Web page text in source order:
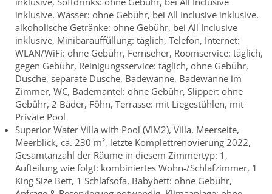
inklusive, Wasser: ohne Gebühr, bei All Inclusive inklusive,
alkoholische Getränke: ohne Gebühr, bei All Inclusive
inklusive, Minibarauffüllung: täglich, Telefon, Internet:
WLAN/WiFi: ohne Gebühr, Fernseher, Roomservice: täglich,
gegen Gebühr, Reinigungsservice: täglich, ohne Gebühr,
Dusche, separate Dusche, Badewanne, Badewanne im
Zimmer, WC, Bademantel: ohne Gebühr, Slipper: ohne
Gebühr, 2 Bäder, Föhn, Terrasse: mit Liegestühlen, mit
Private Pool
Superior Water Villa with Pool (VIM2), Villa, Meerseite,
Meerblick, ca. 230 m², letzte Komplettrenovierung 2022,
Gesamtanzahl der Räume in diesem Zimmertyp: 1,
Aufteilung wie folgt: kombiniertes Wohn-/Schlafzimmer, 1
King Size Bett, 1 Schlafsofa, Babybett: ohne Gebühr,